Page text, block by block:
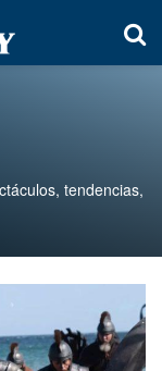
tendencias,